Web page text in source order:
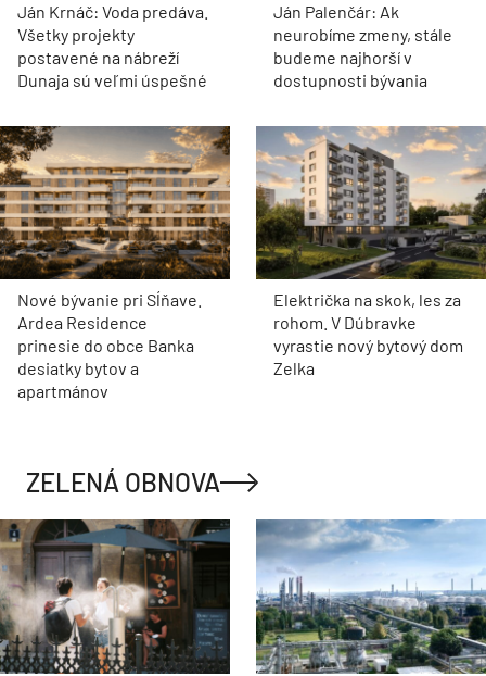
Ján Krnáč: Voda predáva.
Všetky projekty
postavené na nábreží
Dunaja sú veľmi úspešné
Ján Palenčár: Ak
neurobíme zmeny, stále
budeme najhorší v
dostupnosti bývania
Nové bývanie pri Sĺňave.
Ardea Residence
prinesie do obce Banka
desiatky bytov a
apartmánov
Električka na skok, les za
rohom. V Dúbravke
vyrastie nový bytový dom
Zelka
ZELENÁ OBNOVA